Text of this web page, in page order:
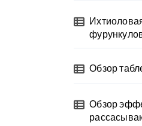
Обзор
Обзор